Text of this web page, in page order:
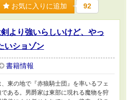
それに伴いWeb連載の該当箇所、１章
を引き下げております。書籍に未収録
版と併せてお楽しみいただければ幸い
お気に入りに追加 92
剣より強いらしいけど、やっ
いショゾン
書籍情報
東の地で『赤狼騎士団』を率いるフェ
ある。男爵家は東部に現れる魔物を狩